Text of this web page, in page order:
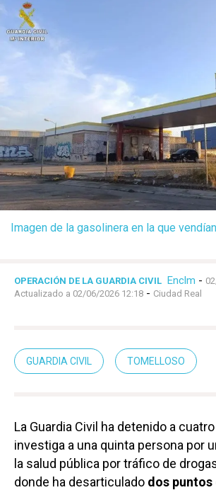
Imagen de la gasolinera en la que
OPERACIÓN DE LA GUARDIA CIVIL Enclm -
Actualizado a 02/06/2026 12:18 - Ciudad Real
GUARDIA CIVIL TOMELLOSO
La Guardia Civil ha detenido a
investiga a una quinta persona por
la salud pública por tráfico de
donde ha desarticulado dos puntos